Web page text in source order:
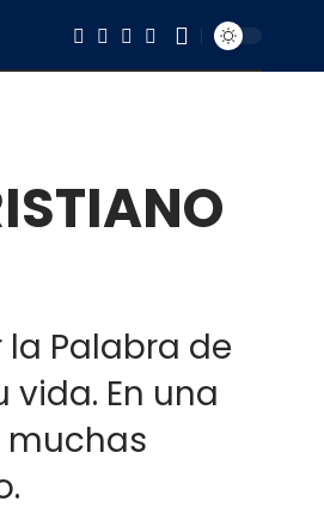
Palabra de
En una
muchas